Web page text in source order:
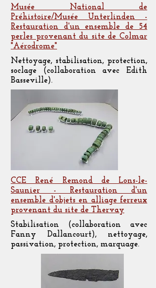
Musée National de
Préhistoire/Musée Unterlinden -
Restauration d'un ensemble de 54
perles provenant du site de Colmar
"Aérodrome"
Nettoyage, stabilisation, protection,
soclage (collaboration avec Edith
Basseville).
CCE René Remond de Lons-le-
Saunier - Restauration d'un
ensemble d'objets en alliage ferreux
provenant du site de Thervay
Stabilisation (collaboration avec
Fanny Dallancourt), nettoyage,
passivation, protection, marquage.